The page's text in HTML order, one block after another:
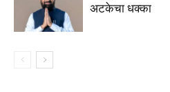
अटकेचा धक्का